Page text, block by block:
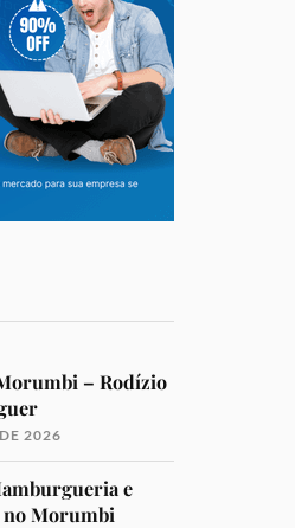
– Rodízio
2026
e
no Morumbi